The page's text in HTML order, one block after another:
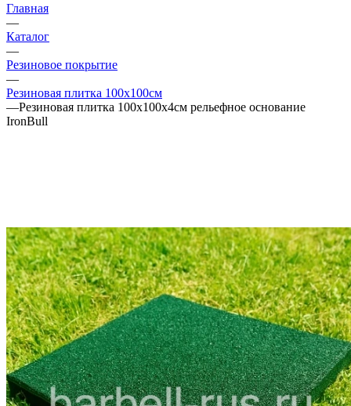
Главная
—
Каталог
—
Резиновое покрытие
—
Резиновая плитка 100х100см
—Резиновая плитка 100х100х4см рельефное основание
IronBull